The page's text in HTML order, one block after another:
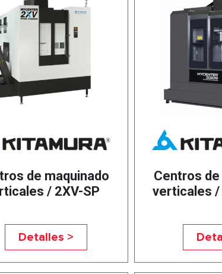
de maquinado
/ 2XV-SP
Detalles >
Centros
verticales /